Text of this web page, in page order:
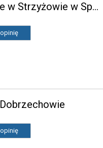
Przedszkole nr 3 Specjalne w Strzyżowie w Specjalnym Ośrodku Szkolno - Wychowawczym w Strzyżowie